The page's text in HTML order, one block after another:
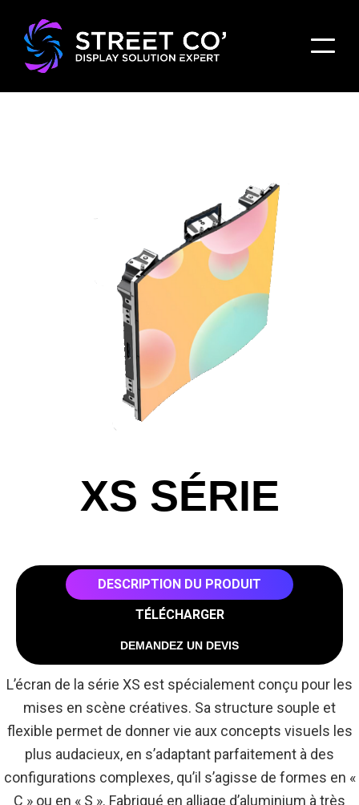
XS SÉRIE
DESCRIPTION DU PRODUIT
TÉLÉCHARGER
DEMANDEZ UN DEVIS
L’écran de la série XS est spécialement conçu pour les
mises en scène créatives. Sa structure souple et
flexible permet de donner vie aux concepts visuels les
plus audacieux, en s’adaptant parfaitement à des
configurations complexes, qu’il s’agisse de formes en «
C » ou en « S ». Fabriqué en alliage d’aluminium à très